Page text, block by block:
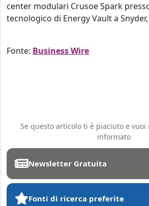
center modulari Crusoe Spark
tecnologico di Energy Vault a Snyder,
Fonte: Business Wire
Se questo articolo ti è piaciuto e
informato
Newsletter Gratuita
Fonti di ricerca preferite